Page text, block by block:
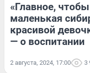
«Главное,
маленькая
красивой
— о воспитании
2 августа, 2024, 17:00 3